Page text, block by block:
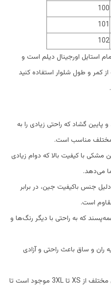
100
101
102
استایل اورجینال دیلم است و
کمر و طول شلوار استفاده کنید
پایین گشاد که راحتی زیادی را به
مختلف مناسب است.
مشکی با کیفیت بالا که دوام زیادی
می‌دهد.
جنس باکیفیت جین، در برابر
است.
که به راحتی با دیگر رنگ‌ها و
ران و ساق باعث راحتی و آزادی
این شلوار در سایزهای مختلف از XS تا 3XL موجود است تا